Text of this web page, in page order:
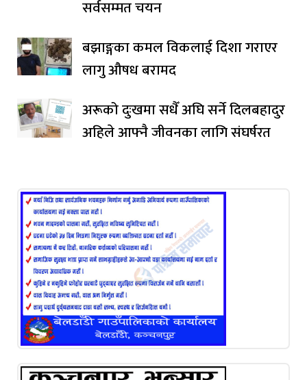
सर्वसम्मत चयन
बझाङ्गका कमल विकलाई दिशा गराएर
लागु औषध बरामद
अरूको दुःखमा सधैँ अघि सर्ने दिलबहादुर
अहिले आफ्नै जीवनका लागि संघर्षरत